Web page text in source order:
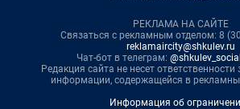
РЕКЛАМА НА САЙТЕ
Связаться с рекламным отделом: 8
reklamaircity@shkulev.ru
Чат-бот в телеграм:
Редакция сайта не несет ответственности
информации, содержащейся в
Информация об